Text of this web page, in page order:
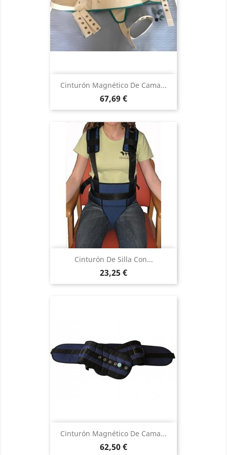
Cinturón Magnético De Cama...
Precio
67,69 €
Cinturón De Silla Con...
Precio
23,25 €
Cinturón Magnético De Cama...
Precio
62,50 €